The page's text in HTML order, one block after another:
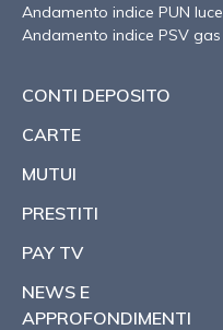
Andamento indice PUN luce
Andamento indice PSV gas
CONTI DEPOSITO
CARTE
MUTUI
PRESTITI
PAY TV
NEWS E
APPROFONDIMENTI